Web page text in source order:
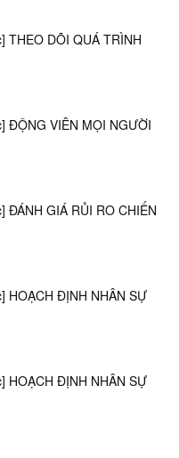
THEO DÕI QUÁ TRÌNH
ĐỘNG VIÊN MỌI NGƯỜI
ĐÁNH GIÁ RỦI RO CHIẾN
HOẠCH ĐỊNH NHÂN SỰ
HOẠCH ĐỊNH NHÂN SỰ